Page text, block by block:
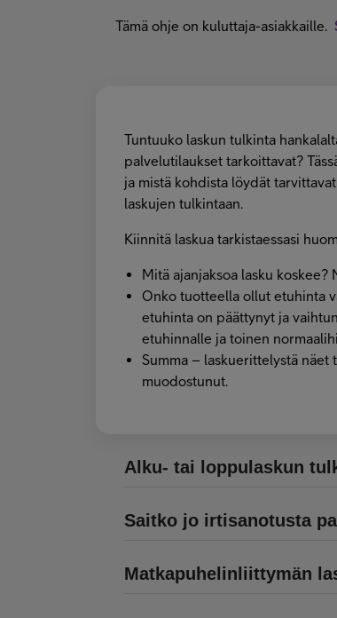
Tämä ohje on kuluttaja-asiakkaille.
Tuntuuko laskun tulkinta
palvelutilaukset tarkoittavat?
ja mistä kohdista löydät
laskujen tulkintaan.
Kiinnitä laskua tarkistaessasi
Mitä ajanjaksoa lasku koskee?
Onko tuotteella ollut etuhinta
etuhinta on päättynyt ja
etuhinnalle ja toinen
Summa – laskuerittelystä näet
muodostunut.
Alku- tai loppulaskun
Saitko jo irtisanotusta
Matkapuhelinliittymän